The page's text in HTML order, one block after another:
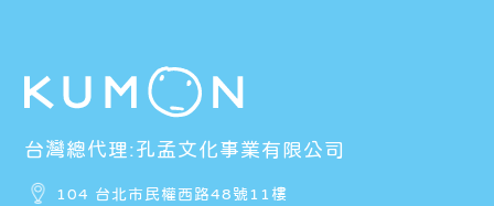
台灣總代理:孔孟文化事業有限公司
104 台北市民權西路48號11樓